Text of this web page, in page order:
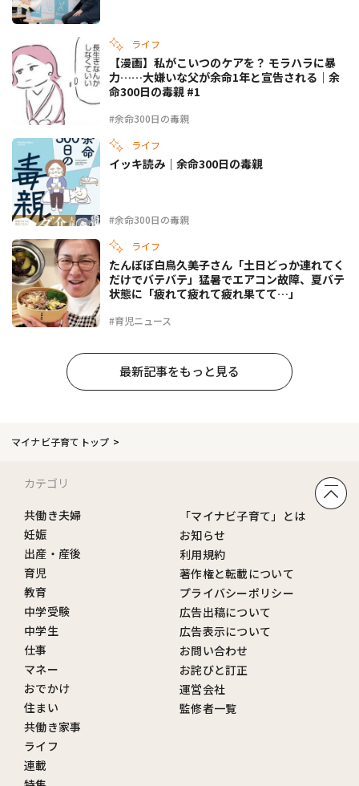
ライフ
#余命300日の毒親
【漫画】私がこいつのケアを？ モラハラに暴
力……大嫌いな父が余命1年と宣告される｜余
命300日の毒親 #1
ライフ
#余命300日の毒親
イッキ読み｜余命300日の毒親
ライフ
#育児ニュース
たんぽぽ白鳥久美子さん「土日どっか連れてく
だけでバテバテ」猛暑でエアコン故障、夏バテ
状態に「疲れて疲れて疲れ果てて…」
最新記事をもっと見る
マイナビ子育てトップ
カテゴリ
共働き夫婦
妊娠
出産・産後
育児
教育
中学受験
中学生
仕事
マネー
おでかけ
住まい
共働き家事
ライフ
連載
「マイナビ子育て」とは
お知らせ
利用規約
著作権と転載について
プライバシーポリシー
広告出稿について
広告表示について
お問い合わせ
お詫びと訂正
運営会社
監修者一覧